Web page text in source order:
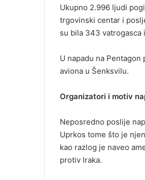
Ukupno 2.996 ljudi
trgovinski centar i
su bila 343 vatrogasca
U napadu na
aviona u Šenksvilu.
Organizatori i motiv
Neposredno poslije
Uprkos tome što je
kao razlog je naveo
protiv Iraka.